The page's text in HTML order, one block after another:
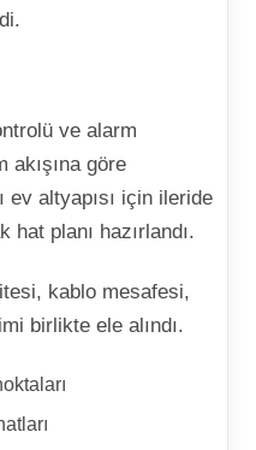
ve alarm
akışına göre
ev altyapısı için ileride
planı hazırlandı.
kablo mesafesi,
birlikte ele alındı.